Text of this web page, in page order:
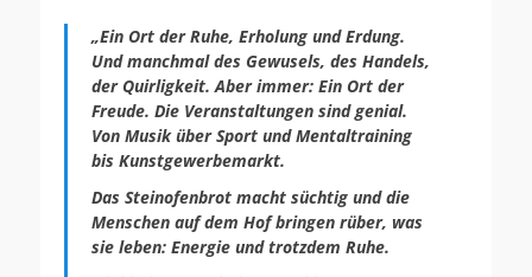
„Ein Ort der Ruhe, Erholung und Erdung.
Und manchmal des Gewusels, des Handels,
der Quirligkeit. Aber immer: Ein Ort der
Freude. Die Veranstaltungen sind genial.
Von Musik über Sport und Mentaltraining
bis Kunstgewerbemarkt.
Das Steinofenbrot macht süchtig und die
Menschen auf dem Hof bringen rüber, was
sie leben: Energie und trotzdem Ruhe.